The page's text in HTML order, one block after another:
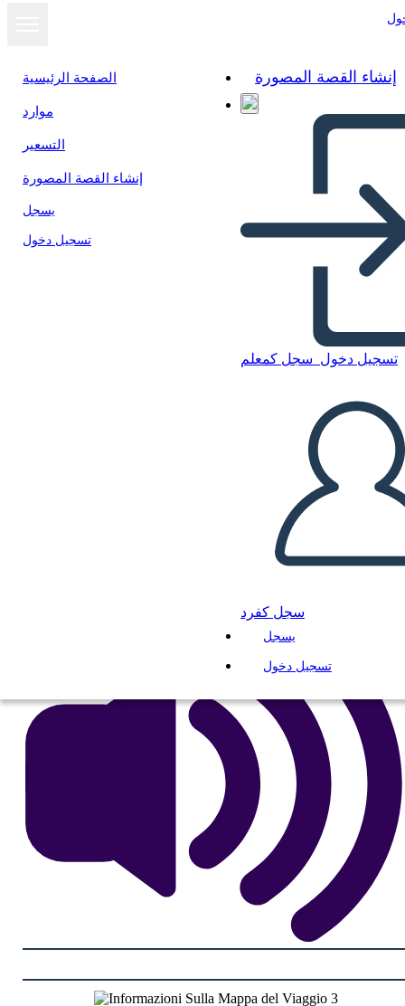
الصفحة الرئيسية
موارد
التسعير
إنشاء القصة المصورة
يسجل
تسجيل دخول
إنشاء القصة المصورة
تسجيل دخول سجل كمعلم
سجل كفرد
يسجل
تسجيل دخول